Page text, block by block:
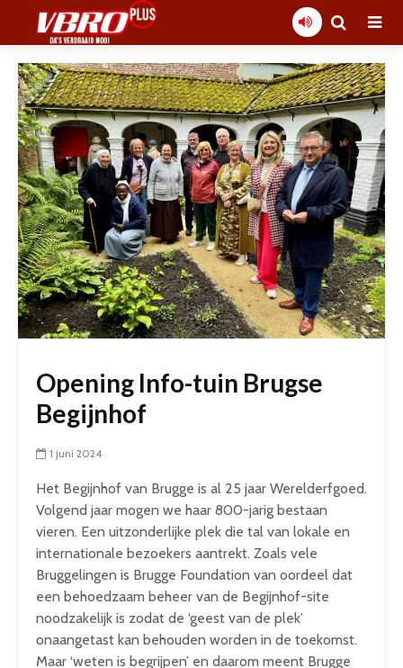
Opening Info-tuin Brugse
Begijnhof
1 juni 2024
Het Begijnhof van Brugge is al 25 jaar Werelderfgoed.
Volgend jaar mogen we haar 800-jarig bestaan
vieren. Een uitzonderlijke plek die tal van lokale en
internationale bezoekers aantrekt. Zoals vele
Bruggelingen is Brugge Foundation van oordeel dat
een behoedzaam beheer van de Begijnhof-site
noodzakelijk is zodat de ‘geest van de plek’
onaangetast kan behouden worden in de toekomst.
Maar ‘weten is begrijpen’ en daarom meent Brugge